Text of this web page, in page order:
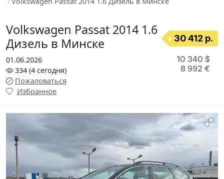
Volkswagen Passat 2014 1.6
Дизель в Минске
30 412 р.
01.06.2026
334 (4 сегодня)
Пожаловаться
Избранное
10 340 $
8 992 €